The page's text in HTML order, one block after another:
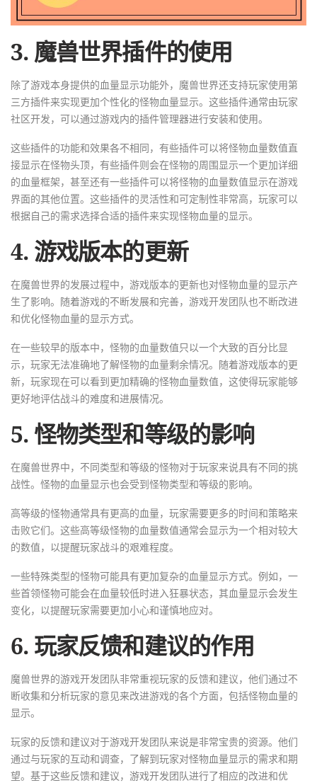
3. 魔兽世界插件的使用
除了游戏本身提供的血量显示功能外，魔兽世界还支持玩家使用第
三方插件来实现更加个性化的怪物血量显示。这些插件通常由玩家
社区开发，可以通过游戏内的插件管理器进行安装和使用。
这些插件的功能和效果各不相同，有些插件可以将怪物血量数值直
接显示在怪物头顶，有些插件则会在怪物的周围显示一个更加详细
的血量框架，甚至还有一些插件可以将怪物的血量数值显示在游戏
界面的其他位置。这些插件的灵活性和可定制性非常高，玩家可以
根据自己的需求选择合适的插件来实现怪物血量的显示。
4. 游戏版本的更新
在魔兽世界的发展过程中，游戏版本的更新也对怪物血量的显示产
生了影响。随着游戏的不断发展和完善，游戏开发团队也不断改进
和优化怪物血量的显示方式。
在一些较早的版本中，怪物的血量数值只以一个大致的百分比显
示，玩家无法准确地了解怪物的血量剩余情况。随着游戏版本的更
新，玩家现在可以看到更加精确的怪物血量数值，这使得玩家能够
更好地评估战斗的难度和进展情况。
5. 怪物类型和等级的影响
在魔兽世界中，不同类型和等级的怪物对于玩家来说具有不同的挑
战性。怪物的血量显示也会受到怪物类型和等级的影响。
高等级的怪物通常具有更高的血量，玩家需要更多的时间和策略来
击败它们。这些高等级怪物的血量数值通常会显示为一个相对较大
的数值，以提醒玩家战斗的艰难程度。
一些特殊类型的怪物可能具有更加复杂的血量显示方式。例如，一
些首领怪物可能会在血量较低时进入狂暴状态，其血量显示会发生
变化，以提醒玩家需要更加小心和谨慎地应对。
6. 玩家反馈和建议的作用
魔兽世界的游戏开发团队非常重视玩家的反馈和建议，他们通过不
断收集和分析玩家的意见来改进游戏的各个方面，包括怪物血量的
显示。
玩家的反馈和建议对于游戏开发团队来说是非常宝贵的资源。他们
通过与玩家的互动和调查，了解到玩家对怪物血量显示的需求和期
望。基于这些反馈和建议，游戏开发团队进行了相应的改进和优